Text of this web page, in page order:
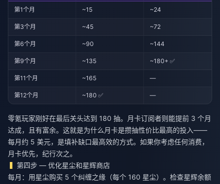
第1个月 ~15 ~24
第3个月 ~45 ~72
第6个月 ~90 ~144
第9个月 ~135 ~180+ ✅
第11个月 ~165 —
第12个月 ~180 ✅ —
零氪玩家刚好在最后关头达到 180 抽。月卡订阅者则能提前 3 个月
达成，且有富余。这就是为什么月卡是攒抽性价比最高的投入——
每月约 5 美元，是填补缺口最高效的方式。如果你考虑任何消费，
月卡优先，纪行次之。
第四步 — 优化星尘和星辉商店
每月：用星尘购买 5 个纠缠之缘（每个 160 星尘）。检查星辉余额